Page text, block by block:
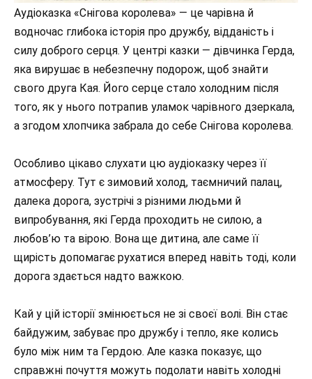
Аудіоказка «Снігова королева» — це чарівна й
водночас глибока історія про дружбу, відданість і
силу доброго серця. У центрі казки — дівчинка Герда,
яка вирушає в небезпечну подорож, щоб знайти
свого друга Кая. Його серце стало холодним після
того, як у нього потрапив уламок чарівного дзеркала,
а згодом хлопчика забрала до себе Снігова королева.
Особливо цікаво слухати цю аудіоказку через її
атмосферу. Тут є зимовий холод, таємничий палац,
далека дорога, зустрічі з різними людьми й
випробування, які Герда проходить не силою, а
любов’ю та вірою. Вона ще дитина, але саме її
щирість допомагає рухатися вперед навіть тоді, коли
дорога здається надто важкою.
Кай у цій історії змінюється не зі своєї волі. Він стає
байдужим, забуває про дружбу і тепло, яке колись
було між ним та Гердою. Але казка показує, що
справжні почуття можуть подолати навіть холодні